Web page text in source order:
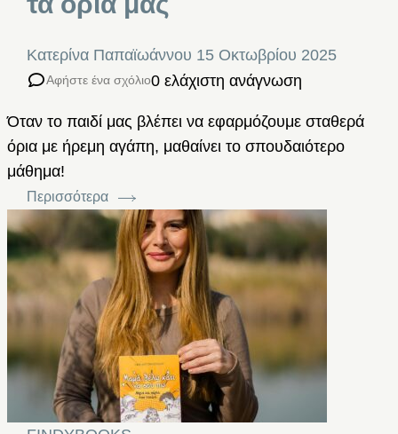
Κατερίνα Παπαϊωάννου 15 Οκτωβρίου 2025
Αφήστε ένα σχόλιο0 ελάχιστη ανάγνωση
Όταν το παιδί μας βλέπει να εφαρμόζουμε σταθερά
όρια με ήρεμη αγάπη, μαθαίνει το σπουδαιότερο
μάθημα!
Περισσότερα